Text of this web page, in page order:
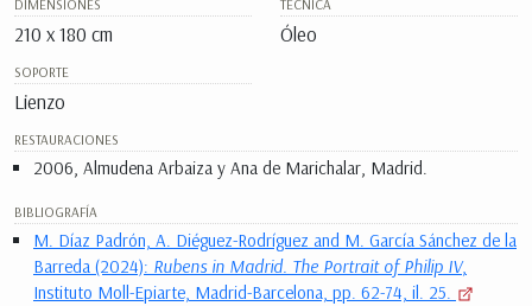
DIMENSIONES
210 x 180 cm
TÉCNICA
Óleo
SOPORTE
Lienzo
RESTAURACIONES
2006, Almudena Arbaiza y Ana de Marichalar, Madrid.
BIBLIOGRAFÍA
M. Díaz Padrón, A. Diéguez-Rodríguez and M. García Sánchez de la
Barreda (2024): Rubens in Madrid. The Portrait of Philip IV,
Instituto Moll-Epiarte, Madrid-Barcelona, pp. 62-74, il. 25.